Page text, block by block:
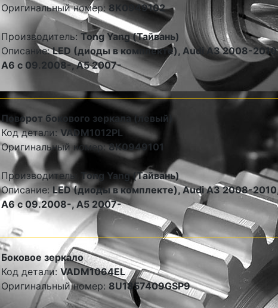
Оригинальный номер:8K0949102
Производитель: Tong Yang (Тайвань)
Описание:LED (диоды в комплекте), Audi A3 2008-
A6 c 09.2008-, A5 2007-
Поворот бокового зеркала (левый)
Код детали:VADM1012PL
Оригинальный номер:8K0949101
Производитель:
Tong Yang (Тайвань)
Описание:LED (диоды в комплекте), Audi A3 2008-
A6 c 09.2008-, A5 2007-
Боковое зеркало
Код детали:VADM1064EL
Оригинальный номер: 8U1857409GSP9